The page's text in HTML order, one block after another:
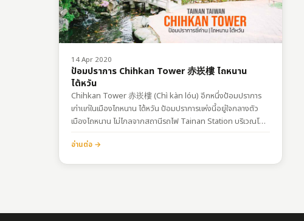
14 Apr 2020
ป้อมปราการ Chihkan Tower 赤崁樓 ไถหนาน
ไต้หวัน
Chihkan Tower 赤崁樓 (Chì kàn lóu) อีกหนึ่งป้อมปราการ
เก่าแก่ในเมืองไถหนาน ไต้หวัน ป้อมปราการแห่งนี้อยู่ใจกลางตัว
เมืองไถหนาน ไม่ไกลจากสถานีรถไฟ Tainan Station บริเวณโดย
รอบยังมีร้านอาหารอร่อยๆ ให้ลองทานอีกเพียบ ?การเดินทางพิกัด
: https://goo.gl/maps/SdDvvoB56SWzgr177(สามารถเดิน
อ่านต่อ →